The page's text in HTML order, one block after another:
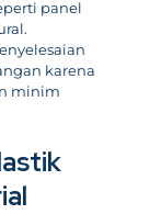
panel
karena
minim